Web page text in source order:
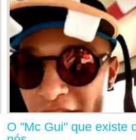
O "Mc Gui" que existe